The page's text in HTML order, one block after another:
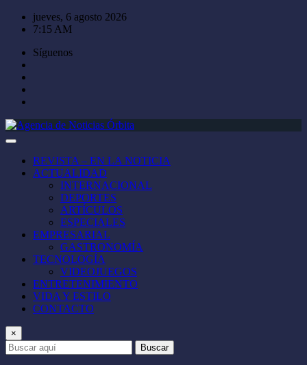
Saltar
jueves, 6 agosto 2026
7:15 AM
Síguenos
REVISTA – EN LA NOTICIA
ACTUALIDAD
INTERNACIONAL
DEPORTES
ARTÍCULOS
ESPECIALES
EMPRESARIAL
GASTRONOMÍA
TECNOLOGÍA
VIDEOJUEGOS
ENTRETENIMIENTO
VIDA Y ESTILO
CONTACTO
×
Buscar